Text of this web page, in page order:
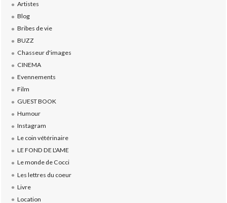
Artistes
Blog
Bribes de vie
BUZZ
Chasseur d'images
CINEMA
Evennements
Film
GUEST BOOK
Humour
Instagram
Le coin vétérinaire
LE FOND DE L'AME
Le monde de Cocci
Les lettres du coeur
Livre
Location